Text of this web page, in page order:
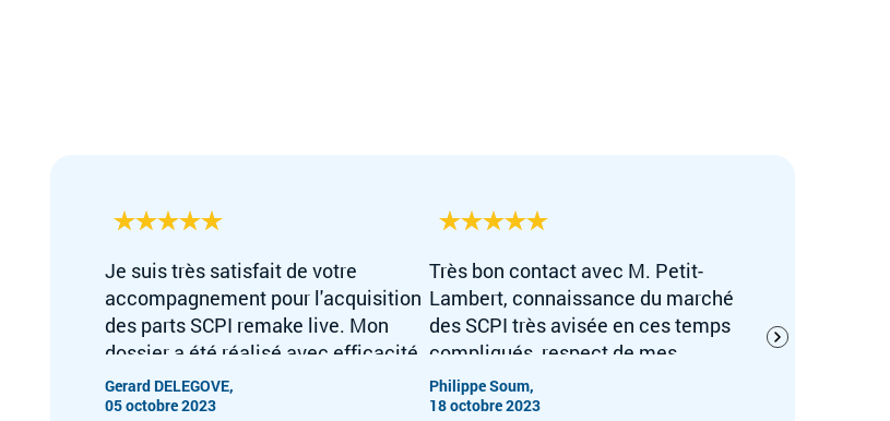
Je suis très satisfait de votre
accompagnement pour l'acquisition
des parts SCPI remake live. Mon
dossier a été réalisé avec efficacité.
De plus, j'apprécie vos compétences
et votre amabilité. Bien
Gerard DELEGOVE,
05 octobre 2023
Très bon contact avec M. Petit-
Lambert, connaissance du marché
des SCPI très avisée en ces temps
compliqués, respect de mes
objectifs d'investissements. Pas trop
d'administratif grace à la signature
Philippe Soum,
18 octobre 2023